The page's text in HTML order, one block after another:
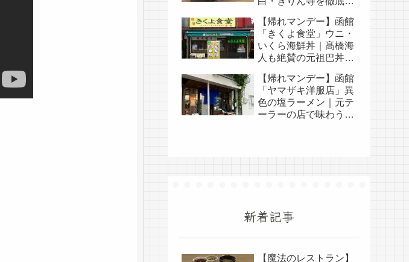
【帰れマンデー】函館
「きくよ食堂」ウニ・
いくら海鮮丼｜髙橋海
人も絶賛の元祖巴丼と
【帰れマンデー】函館
「ヤマザキ洋服店」異
色の塩ラーメン｜元テ
ーラーの店で味わう貝
新着記事
【魔法のレストラン】